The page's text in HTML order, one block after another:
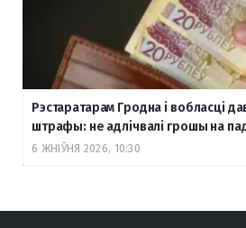
Рэстаратарам Гродна і вобласці
штрафы: не адлічвалі грошы на
6 ЖНІЎНЯ 2026, 10:30